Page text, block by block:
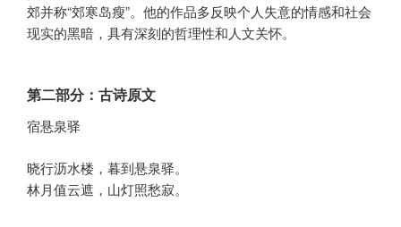
郊并称“郊寒岛瘦”。他的作品多反映个人失意的情感和社会
现实的黑暗，具有深刻的哲理性和人文关怀。
第二部分：古诗原文
宿悬泉驿
晓行沥水楼，暮到悬泉驿。
林月值云遮，山灯照愁寂。